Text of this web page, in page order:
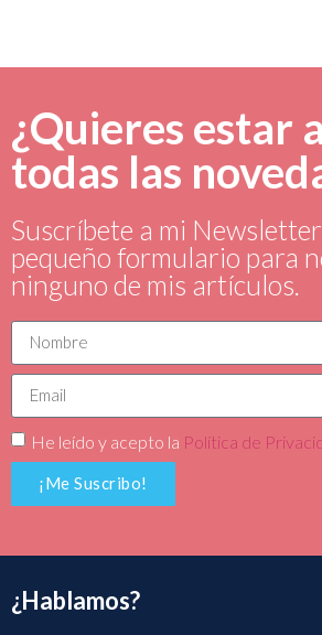
¿Quieres estar
todas las
Suscríbete a mi
pequeño formulario para
ninguno de mis artículos.
He leído y acepto la Política de
¡Me Suscribo!
¿Hablamos?